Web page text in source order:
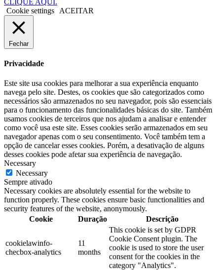
CLIQUE AQUI.
Cookie settings
ACEITAR
Fechar
Privacidade
Este site usa cookies para melhorar a sua experiência enquanto
navega pelo site. Destes, os cookies que são categorizados como
necessários são armazenados no seu navegador, pois são essenciais
para o funcionamento das funcionalidades básicas do site. Também
usamos cookies de terceiros que nos ajudam a analisar e entender
como você usa este site. Esses cookies serão armazenados em seu
navegador apenas com o seu consentimento. Você também tem a
opção de cancelar esses cookies. Porém, a desativação de alguns
desses cookies pode afetar sua experiência de navegação.
Necessary
Necessary
Sempre ativado
Necessary cookies are absolutely essential for the website to
function properly. These cookies ensure basic functionalities and
security features of the website, anonymously.
Cookie
Duração Descrição
cookielawinfo-
checbox-analytics
11
months
This cookie is set by GDPR
Cookie Consent plugin. The
cookie is used to store the user
consent for the cookies in the
category "Analytics".